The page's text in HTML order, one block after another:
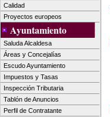
Calidad
Proyectos europeos
Ayuntamiento
Saluda Alcaldesa
Áreas y Concejalías
Escudo Ayuntamiento
Impuestos y Tasas
Inspección Tributaria
Tablón de Anuncios
Perfil de Contratante